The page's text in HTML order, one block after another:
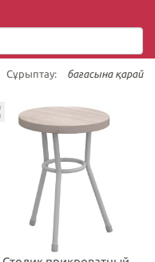
Сұрыптау: бағасына қарай